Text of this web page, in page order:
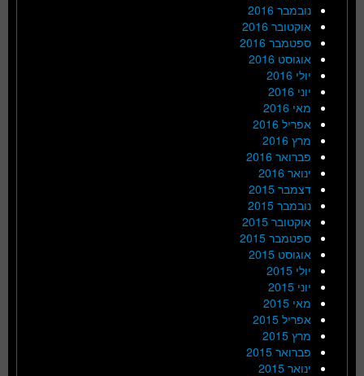
נובמבר 2016
אוקטובר 2016
ספטמבר 2016
אוגוסט 2016
יולי 2016
יוני 2016
מאי 2016
אפריל 2016
מרץ 2016
פברואר 2016
ינואר 2016
דצמבר 2015
נובמבר 2015
אוקטובר 2015
ספטמבר 2015
אוגוסט 2015
יולי 2015
יוני 2015
מאי 2015
אפריל 2015
מרץ 2015
פברואר 2015
ינואר 2015